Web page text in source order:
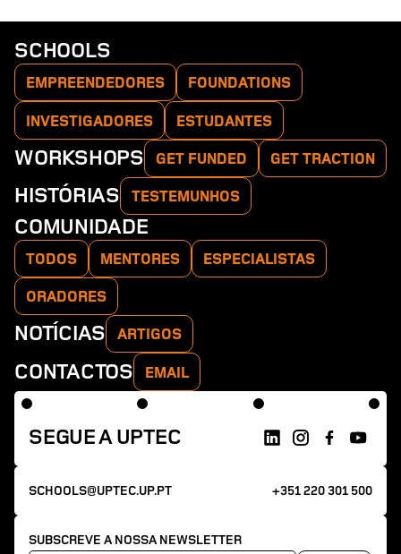
SCHOOLS
EMPREENDEDORES FOUNDATIONS
INVESTIGADORES ESTUDANTES
WORKSHOPS GET FUNDED GET TRACTION
HISTÓRIAS TESTEMUNHOS
COMUNIDADE
TODOS MENTORES ESPECIALISTAS
ORADORES
NOTÍCIAS ARTIGOS
CONTACTOS EMAIL
SEGUE A UPTEC
SCHOOLS@UPTEC.UP.PT +351 220 301 500
SUBSCREVE A NOSSA NEWSLETTER